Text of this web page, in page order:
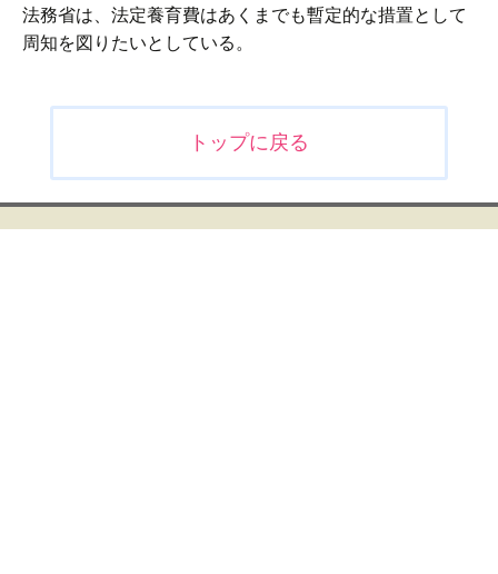
法務省は、法定養育費はあくまでも暫定的な措置として
周知を図りたいとしている。
ビ
ゲ
トップに戻る